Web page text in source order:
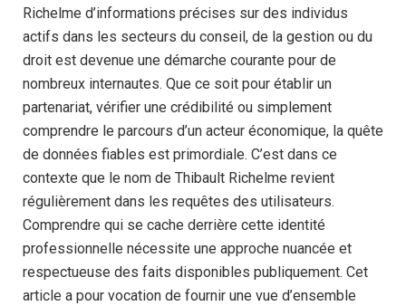
Richelme d’informations précises sur des individus
actifs dans les secteurs du conseil, de la gestion ou du
droit est devenue une démarche courante pour de
nombreux internautes. Que ce soit pour établir un
partenariat, vérifier une crédibilité ou simplement
comprendre le parcours d’un acteur économique, la quête
de données fiables est primordiale. C’est dans ce
contexte que le nom de Thibault Richelme revient
régulièrement dans les requêtes des utilisateurs.
Comprendre qui se cache derrière cette identité
professionnelle nécessite une approche nuancée et
respectueuse des faits disponibles publiquement. Cet
article a pour vocation de fournir une vue d’ensemble